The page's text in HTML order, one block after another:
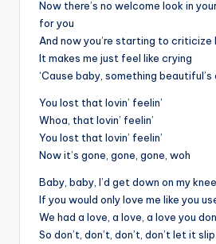
Now there’s no welcome look in
for you
And now you’re starting to criticize
It makes me just feel like crying
‘Cause baby, something beautiful’s
You lost that lovin’ feelin’
Whoa, that lovin’ feelin’
You lost that lovin’ feelin’
Now it’s gone, gone, gone, woh
Baby, baby, I’d get down on my
If you would only love me like you
We had a love, a love, a love you
So don’t, don’t, don’t, don’t let it